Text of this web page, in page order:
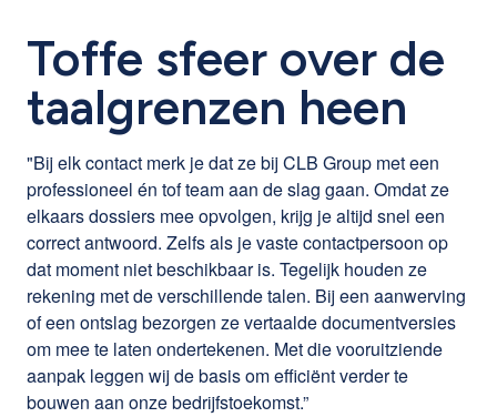
Toffe sfeer over de
taalgrenzen heen
"Bij elk contact merk je dat ze bij CLB Group met een
professioneel én tof team aan de slag gaan. Omdat ze
elkaars dossiers mee opvolgen, krijg je altijd snel een
correct antwoord. Zelfs als je vaste contactpersoon op
dat moment niet beschikbaar is. Tegelijk houden ze
rekening met de verschillende talen. Bij een aanwerving
of een ontslag bezorgen ze vertaalde documentversies
om mee te laten ondertekenen. Met die vooruitziende
aanpak leggen wij de basis om efficiënt verder te
bouwen aan onze bedrijfstoekomst.”